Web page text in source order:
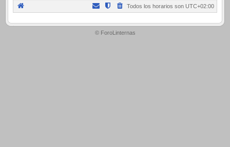
Todos los horarios son UTC+02:00
.
© ForoLinternas